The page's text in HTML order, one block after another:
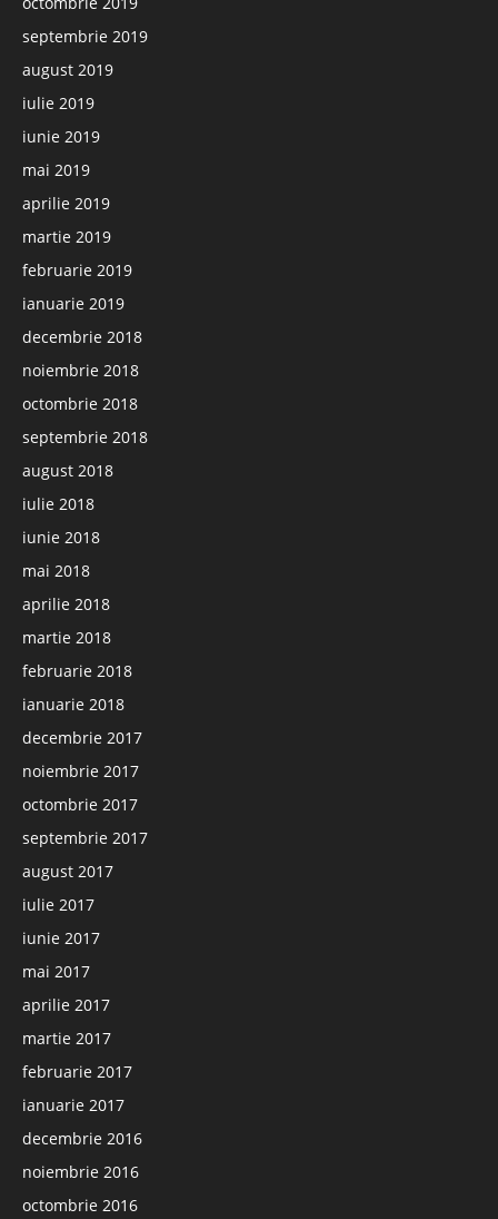
septembrie 2019
august 2019
iulie 2019
iunie 2019
mai 2019
aprilie 2019
martie 2019
februarie 2019
ianuarie 2019
decembrie 2018
noiembrie 2018
octombrie 2018
septembrie 2018
august 2018
iulie 2018
iunie 2018
mai 2018
aprilie 2018
martie 2018
februarie 2018
ianuarie 2018
decembrie 2017
noiembrie 2017
octombrie 2017
septembrie 2017
august 2017
iulie 2017
iunie 2017
mai 2017
aprilie 2017
martie 2017
februarie 2017
ianuarie 2017
decembrie 2016
noiembrie 2016
octombrie 2016